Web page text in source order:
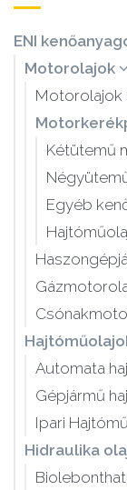
ENI
Motorolajok
Motorolajok
Kétütemű
Egyéb
Automata
Gépjármű
Ipari
Hidraulika